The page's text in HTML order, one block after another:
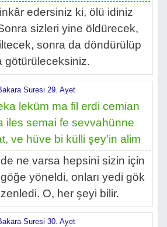
inkâr edersiniz ki, ölü idiniz
sizleri yine öldürecek,
sonra da döndürülüp
götürüleceksiniz.
Suresi 29. Ayet
leküm ma fil erdi cemian
iles semai fe sevvahünne
ve hüve bi külli şey'in alim
ne varsa hepsini sizin için
yöneldi, onları yedi gök
O, her şeyi bilir.
Suresi 30. Ayet